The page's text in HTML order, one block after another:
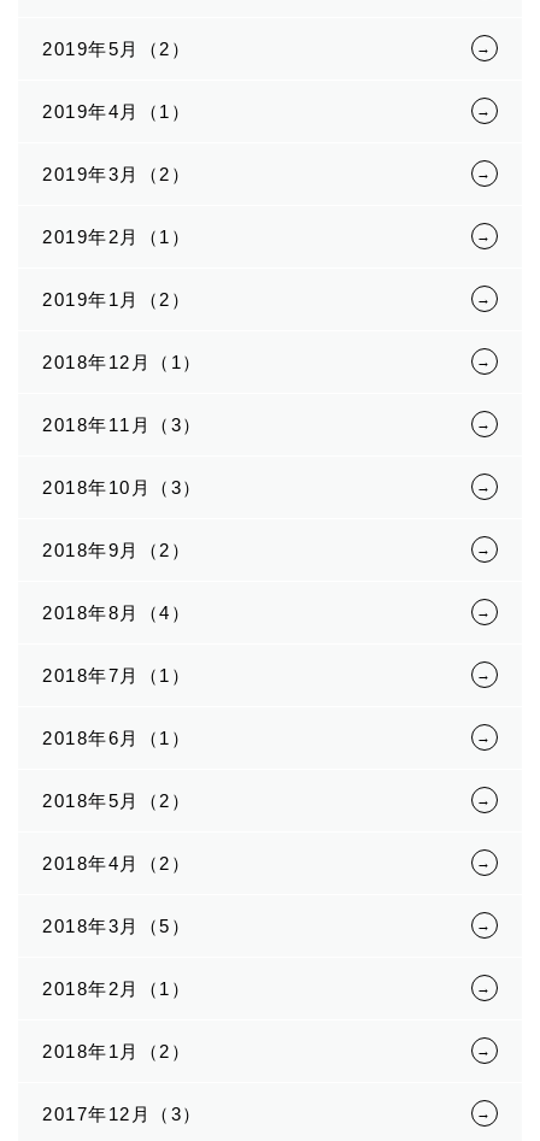
2019年5月（2）
2019年4月（1）
2019年3月（2）
2019年2月（1）
2019年1月（2）
2018年12月（1）
2018年11月（3）
2018年10月（3）
2018年9月（2）
2018年8月（4）
2018年7月（1）
2018年6月（1）
2018年5月（2）
2018年4月（2）
2018年3月（5）
2018年2月（1）
2018年1月（2）
2017年12月（3）